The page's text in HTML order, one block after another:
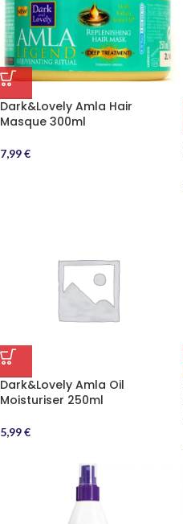
Dark&Lovely Amla Hair
Masque 300ml
7,99€
Dark&Lovely Amla Oil
Moisturiser 250ml
5,99€